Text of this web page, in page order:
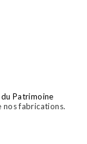
Patrimoine
nos fabrications.